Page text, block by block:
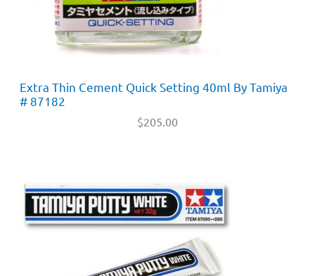
Extra Thin Cement Quick Setting 40ml By Tamiya
# 87182
$205.00